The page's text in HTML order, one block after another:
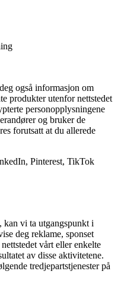
også informasjon om
produkter utenfor nettstedet
personopplysningene
og bruker de
forutsatt at du allerede
Pinterest, TikTok
kan vi ta utgangspunkt i
deg reklame, sponset
vårt eller enkelte
av disse aktivitetene.
tredjepartstjenester på